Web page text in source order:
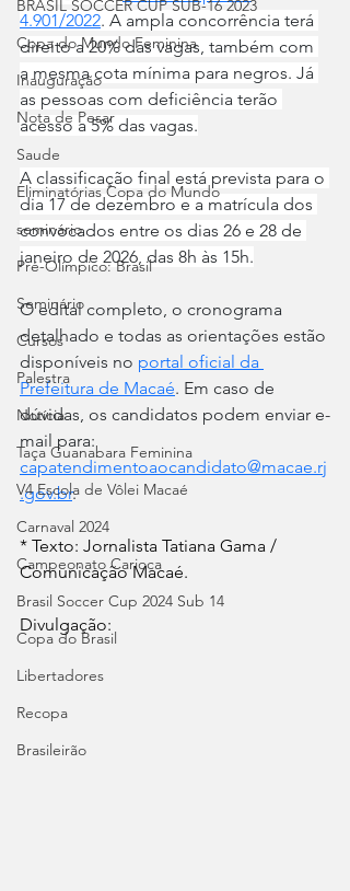
BRASIL SOCCER CUP SUB-16 2023
Copa do Mundo Feminina
Inauguração
Nota de Pesar
Saude
Eliminatórias Copa do Mundo
seminário
Pré-Olímpico: Brasil
Seminário
Cursos
Palestra
Notícia
Taça Guanabara Feminina
V4 Escola de Vôlei Macaé
Carnaval 2024
Campeonato Carioca
Brasil Soccer Cup 2024 Sub 14
Copa do Brasil
Libertadores
Recopa
Brasileirão
4.901/2022. A ampla concorrência terá
direito a 20% das vagas, também com
a mesma cota mínima para negros. Já
as pessoas com deficiência terão
acesso a 5% das vagas.
A classificação final está prevista para o
dia 17 de dezembro e a matrícula dos
convocados entre os dias 26 e 28 de
janeiro de 2026, das 8h às 15h.
O edital completo, o cronograma
detalhado e todas as orientações estão
disponíveis no portal oficial da
Prefeitura de Macaé. Em caso de
dúvidas, os candidatos podem enviar e-
mail para:
capatendimentoaocandidato@macae.rj
.gov.br.
* Texto: Jornalista Tatiana Gama /
Comunicação Macaé.
Divulgação: